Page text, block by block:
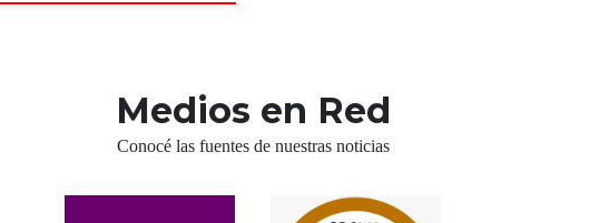
Medios en Red
Conocé las fuentes de nuestras noticias